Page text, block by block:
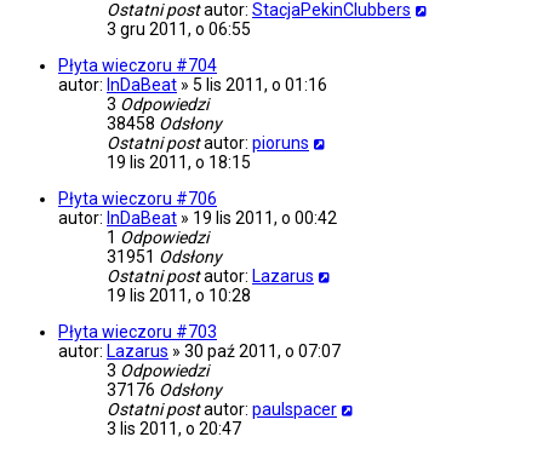
Ostatni postautor: StacjaPekinClubbers
3 gru 2011, o 06:55
Płyta wieczoru #704
autor: InDaBeat » 5 lis 2011, o 01:16
3 Odpowiedzi
38458 Odsłony
Ostatni postautor: pioruns
19 lis 2011, o 18:15
Płyta wieczoru #706
autor: InDaBeat » 19 lis 2011, o 00:42
1 Odpowiedzi
31951 Odsłony
Ostatni postautor: Lazarus
19 lis 2011, o 10:28
Płyta wieczoru #703
autor: Lazarus » 30 paź 2011, o 07:07
3 Odpowiedzi
37176 Odsłony
Ostatni postautor: paulspacer
3 lis 2011, o 20:47